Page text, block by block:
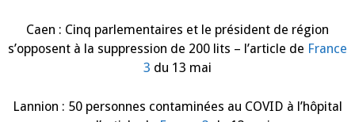
Caen : Cinq parlementaires et le président de région
s’opposent à la suppression de 200 lits – l’article de France
3 du 13 mai
Lannion : 50 personnes contaminées au COVID à l’hôpital